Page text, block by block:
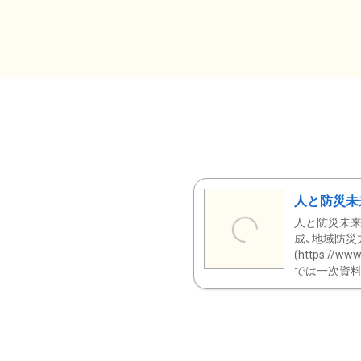
人と防災
人と防災未
成、地域防
(https://
では一次資料